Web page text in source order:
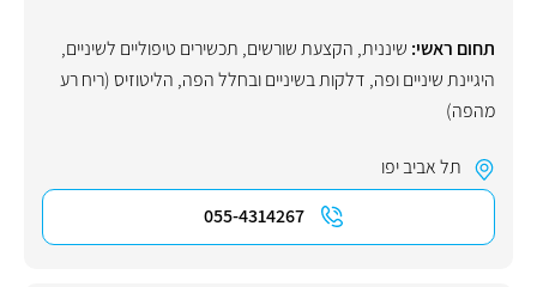
תחום ראשי: שיננית, הקצעת שורשים, תכשירים טיפוליים לשיניים,
היגיינת שיניים ופה, דלקות בשיניים ובחלל הפה, הליטוזיס (ריח רע
מהפה)
תל אביב יפו
055-4314267